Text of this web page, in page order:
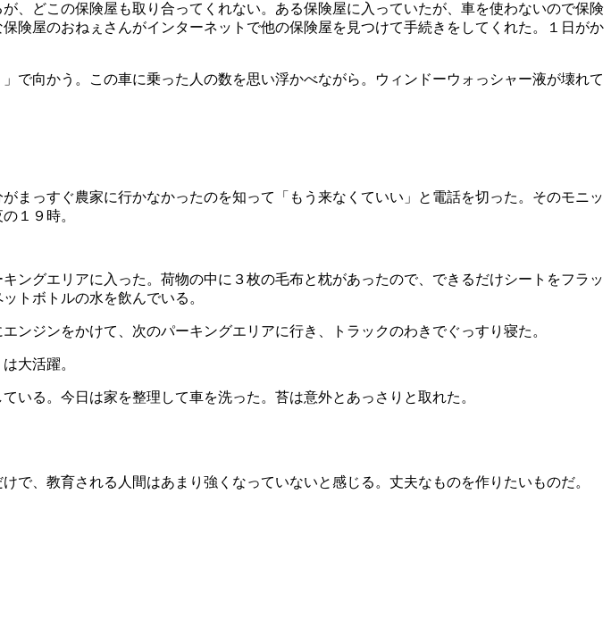
、どこの保険屋も取り合ってくれない。ある保険屋に入っていたが、車を使わないので保険
険屋のおねぇさんがインターネットで他の保険屋を見つけて手続きをしてくれた。１日がか
で向かう。この車に乗った人の数を思い浮かべながら。ウィンドーウォっシャー液が壊れて
まっすぐ農家に行かなかったのを知って「もう来なくていい」と電話を切った。そのモニッ
１９時。
ングエリアに入った。荷物の中に３枚の毛布と枕があったので、できるだけシートをフラッ
トボトルの水を飲んでいる。
ジンをかけて、次のパーキングエリアに行き、トラックのわきでぐっすり寝た。
大活躍。
いる。今日は家を整理して車を洗った。苔は意外とあっさりと取れた。
、教育される人間はあまり強くなっていないと感じる。丈夫なものを作りたいものだ。